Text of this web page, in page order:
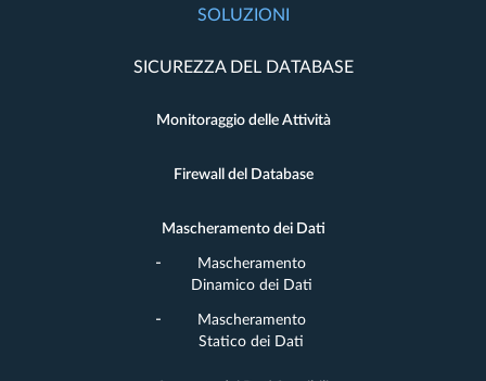
SOLUZIONI
SICUREZZA DEL DATABASE
Monitoraggio delle Attività
Firewall del Database
Mascheramento dei Dati
Mascheramento
Dinamico dei Dati
Mascheramento
Statico dei Dati